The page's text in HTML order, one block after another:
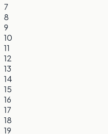
7
8
9
10
11
12
13
14
15
16
17
18
19